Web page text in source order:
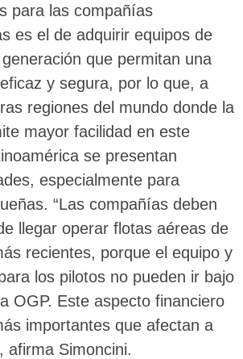
para las compañías
es el de adquirir equipos de
que permitan una
y segura, por lo que, a
regiones del mundo donde la
mayor facilidad en este
se presentan
especialmente para
“Las compañías deben
llegar operar flotas aéreas de
recientes, porque el equipo y
los pilotos no pueden ir bajo
OGP. Este aspecto financiero
importantes que afectan a
afirma Simoncini.